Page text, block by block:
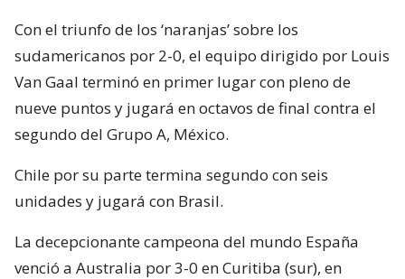
Con el triunfo de los ‘naranjas’ sobre los
sudamericanos por 2-0, el equipo dirigido por Louis
Van Gaal terminó en primer lugar con pleno de
nueve puntos y jugará en octavos de final contra el
segundo del Grupo A, México.
Chile por su parte termina segundo con seis
unidades y jugará con Brasil.
La decepcionante campeona del mundo España
venció a Australia por 3-0 en Curitiba (sur), en